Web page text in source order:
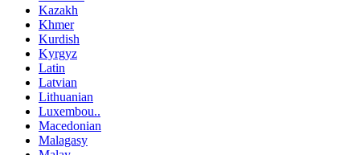
Kazakh
Khmer
Kurdish
Kyrgyz
Latin
Latvian
Lithuanian
Luxembou..
Macedonian
Malagasy